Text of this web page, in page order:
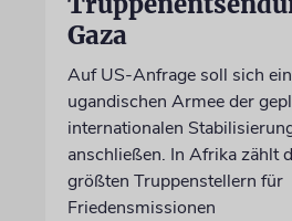
Gaza
Auf US-Anfrage soll sich
ugandischen Armee der
internationalen
anschließen. In Afrika zählt
größten Truppenstellern für
Friedensmissionen